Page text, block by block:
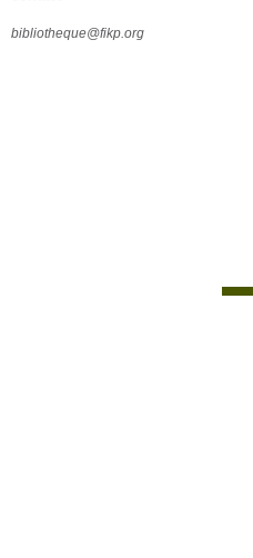
bibliotheque@fikp.org